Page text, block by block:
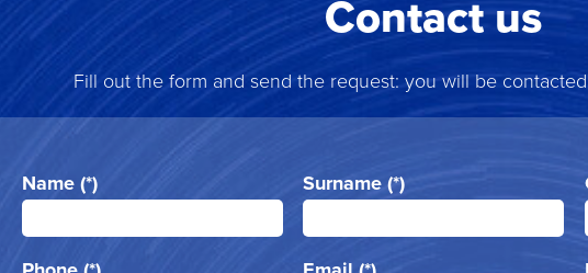
Contact us
Fill out the form and send the request: you will be
Name (*) Surname (*)